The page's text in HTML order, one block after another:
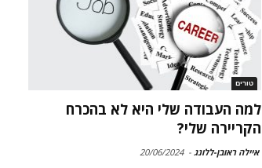
טורים
למה העבודה שלי היא לא בהכרח
הקריירה שלי?
איילה ראובן-ללונג -
20/06/2024